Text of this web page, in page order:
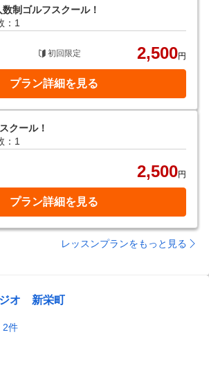
数制ゴルフスクール！
：1
初回限定 2,500円
プラン詳細を見る
クール！
：1
2,500円
プラン詳細を見る
レッスンプランをもっと見る
ジオ 新栄町
2件